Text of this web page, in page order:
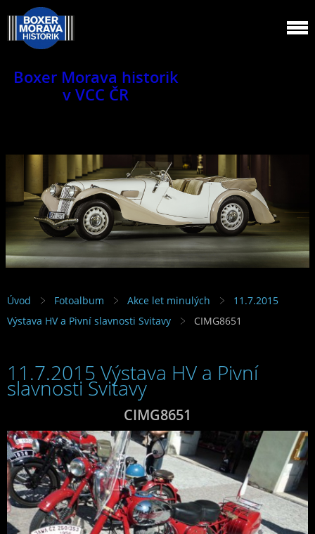
Boxer Morava historik
v VCC ČR
Jsme klub veteránů.
Úvod Fotoalbum Akce let minulých
11.7.2015
Výstava HV a Pivní slavnosti Svitavy
CIMG8651
11.7.2015 Výstava HV a Pivní
slavnosti Svitavy
CIMG8651